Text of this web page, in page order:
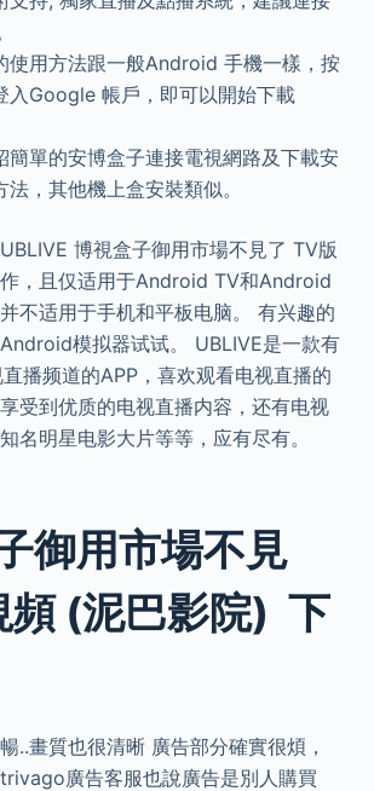
使用方法跟一般Android 手機一樣，按
入Google 帳戶，即可以開始下載
簡單的安博盒子連接電視網路及下載安
法，其他機上盒安裝類似。
博視盒子御用市場不見了 TV版
，且仅适用于Android TV和Android
不适用于手机和平板电脑。 有兴趣的
模拟器试试。 UBLIVE是一款有
播频道的APP，喜欢观看电视直播的
受到优质的电视直播内容，还有电视
名明星电影大片等等，应有尽有。
御用市場不見
頻 (泥巴影院) 下
..畫質也很清晰 廣告部分確實很煩，
廣告客服也說廣告是別人購買